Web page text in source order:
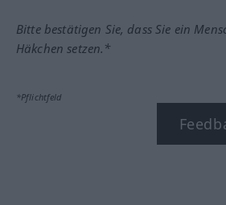
Bitte bestätigen Sie, dass Sie ein
Häkchen setzen.*
*Pflichtfeld